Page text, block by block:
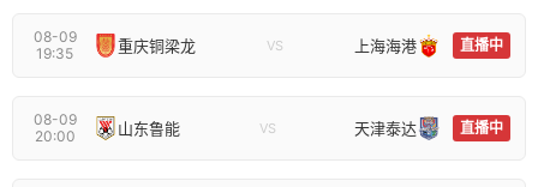
08-09
19:35
重庆铜梁龙 VS 上海海港 直播中
08-09
20:00
山东鲁能 VS 天津泰达 直播中